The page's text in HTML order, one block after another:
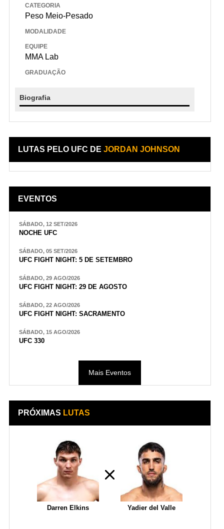
CATEGORIA
Peso Meio-Pesado
MODALIDADE
EQUIPE
MMA Lab
GRADUAÇÃO
Biografia
LUTAS PELO UFC DEJORDAN JOHNSON
EVENTOS
SÁBADO, 12 SET/2026
NOCHE UFC
SÁBADO, 05 SET/2026
UFC FIGHT NIGHT: 5 DE SETEMBRO
SÁBADO, 29 AGO/2026
UFC FIGHT NIGHT: 29 DE AGOSTO
SÁBADO, 22 AGO/2026
UFC FIGHT NIGHT: SACRAMENTO
SÁBADO, 15 AGO/2026
UFC 330
Mais Eventos
PRÓXIMAS LUTAS
Darren Elkins Yadier del Valle